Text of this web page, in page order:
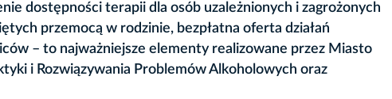
dostępności terapii dla osób uzależnionych i zagrożonych
przemocą w rodzinie, bezpłatna oferta działań
– to najważniejsze elementy realizowane przez Miasto
i Rozwiązywania Problemów Alkoholowych oraz